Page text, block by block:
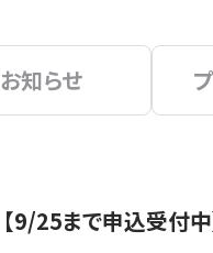
お知らせ
【9/25まで申込受付